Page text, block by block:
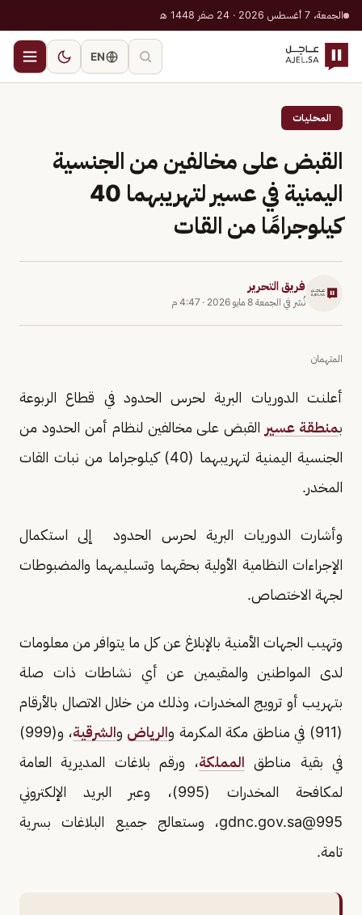
الجمعة، 7 أغسطس 2026 · 24 صفر 1448 هـ
EN
المحليات
القبض على مخالفين من الجنسية
اليمنية في عسير لتهريبهما 40
كيلوجرامًا من القات
فريق التحرير
نُشر في الجمعة 8 مايو 2026 · 4:47 م
المتهمان
أعلنت الدوريات البرية لحرس الحدود في قطاع الربوعة
بمنطقة عسير القبض على مخالفين لنظام أمن الحدود من
الجنسية اليمنية لتهريبهما (40) كيلوجراما من نبات القات
المخدر.
وأشارت الدوريات البرية لحرس الحدود إلى استكمال
الإجراءات النظامية الأولية بحقهما وتسليمهما والمضبوطات
لجهة الاختصاص.
وتهيب الجهات الأمنية بالإبلاغ عن كل ما يتوافر من معلومات
لدى المواطنين والمقيمين عن أي نشاطات ذات صلة
بتهريب أو ترويج المخدرات، وذلك من خلال الاتصال بالأرقام
(911) في مناطق مكة المكرمة و
الرياض والشرقية
، و(999)
في بقية مناطق المملكة، ورقم بلاغات المديرية العامة
لمكافحة المخدرات (995)، وعبر البريد الإلكتروني
995@gdnc.gov.sa
، وستعالج جميع البلاغات بسرية
تامة.